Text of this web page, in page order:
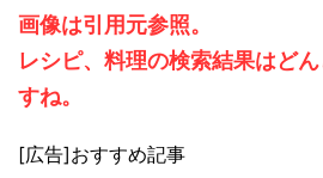
画像は引用元参照。
レシピ、料理の検索結果はど
すね。
[広告]おすすめ記事